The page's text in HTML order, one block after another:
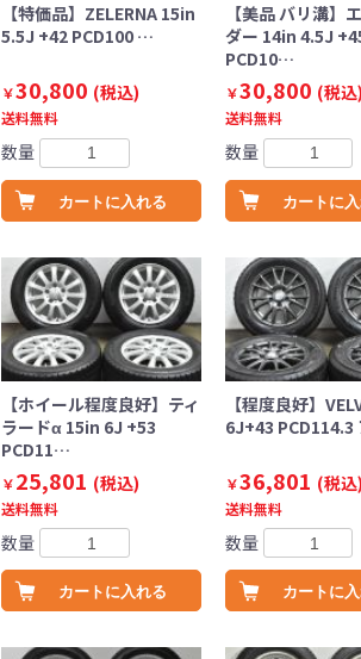
【特価品】ZELERNA 15in
5.5J +42 PCD100 …
￥30,800 (税込)
送料無料
数量
カートに入れる
【美品 バリ溝】
ダー 14in 4.5J
PCD10…
￥30,800 (税込)
送料無料
数量
カートに
【ホイール程度良好】ティ
ラードα 15in 6J +53
PCD11…
￥25,801 (税込)
送料無料
数量
カートに入れる
【程度良好】
6J+43
￥36,801 (税込)
送料無料
数量
カートに